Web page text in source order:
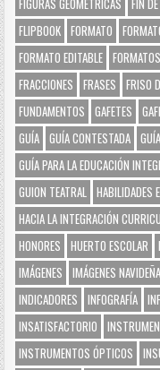
FIGURAS GEOMÉTRICAS
FIN
FLIPBOOK FORMATO
FORMATO EDITABLE
FRACCIONES
FRASES FRISO
FUNDAMENTOS
GAFETES
GUÍA GUÍA CONTESTADA
GUÍA PARA LA EDUCACIÓN
GUION TEATRAL HABILIDADES
HACIA LA INTEGRACIÓN
HONORES
HUERTO ESCOLAR
IMÁGENES
IMÁGENES
INDICADORES
INFOGRAFÍA
INSATISFACTORIO
INSTRUMENTOS ÓPTICOS